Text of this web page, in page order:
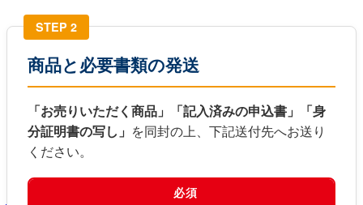
STEP 2
商品と必要書類の発送
「お売りいただく商品」「記入済みの申込書」「身
分証明書の写し」 を同封の上、下記送付先へお送り
ください。
必須